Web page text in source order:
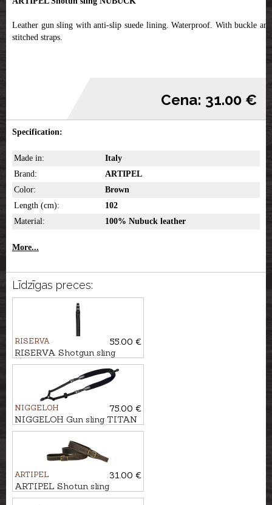
Leather gun sling with anti-slip suede lining. Waterproof. With buckle and
stitched straps.
Cena: 31.00 €
Specification:
Made in:
Italy
Brand:
ARTIPEL
Color:
Brown
Length (cm):
102
Material:
100% Nubuck leather
More...
Līdzīgas preces:
RISERVA
55.00 €
RISERVA Shotgun sling
carbon effect
NIGGELOH
75.00 €
NIGGELOH Gun sling TITAN
II BLACK
ARTIPEL
31.00 €
ARTIPEL Shotun sling
NUBUCK, 102cm